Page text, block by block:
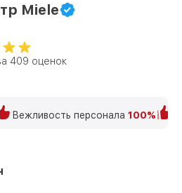
Miele
409 оценок
Вежливость персонала 100%